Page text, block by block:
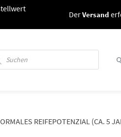
DerVersand
REIFEPOTENZIAL (CA. 5